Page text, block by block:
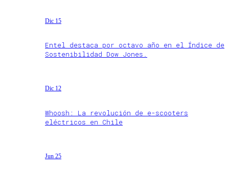
Dic 15
Entel destaca por octavo año en el Índice de
Sostenibilidad Dow Jones.
Dic 12
Whoosh: La revolución de e-scooters
eléctricos en Chile
Jun 25